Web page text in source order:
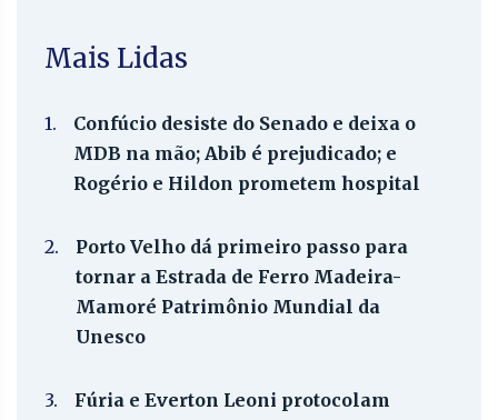
Mais Lidas
1.
Confúcio desiste do Senado e deixa o
MDB na mão; Abib é prejudicado; e
Rogério e Hildon prometem hospital
2.
Porto Velho dá primeiro passo para
tornar a Estrada de Ferro Madeira-
Mamoré Patrimônio Mundial da
Unesco
3.
Fúria e Everton Leoni protocolam